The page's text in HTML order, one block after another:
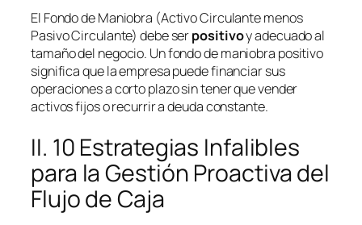
El Fondo de Maniobra (Activo Circulante menos
Pasivo Circulante) debe serpositivoy adecuado al
tamaño del negocio. Un fondo de maniobra positivo
significa que la empresa puede financiar sus
operaciones a corto plazo sin tener que vender
activos fijos o recurrir a deuda constante.
II. 10 Estrategias Infalibles
para la Gestión Proactiva del
Flujo de Caja